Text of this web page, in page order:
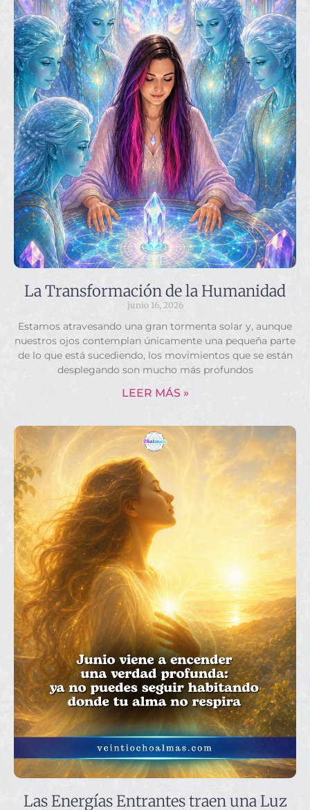
La Transformación de la Humanidad
junio 16, 2026
Estamos atravesando una gran tormenta solar y, aunque
nuestros ojos contemplan únicamente una pequeña parte
de lo que está sucediendo, los movimientos que se están
desplegando son mucho más profundos
LEER MÁS »
Las Energías Entrantes traen una Luz